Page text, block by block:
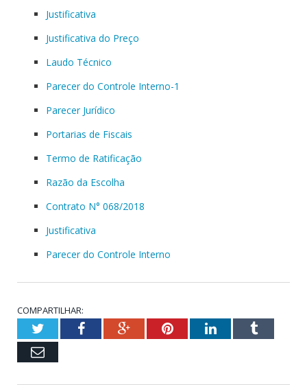
Justificativa
Justificativa do Preço
Laudo Técnico
Parecer do Controle Interno-1
Parecer Jurídico
Portarias de Fiscais
Termo de Ratificação
Razão da Escolha
Contrato N° 068/2018
Justificativa
Parecer do Controle Interno
COMPARTILHAR:
TwitterFacebookGoogle+PinterestLinkedInTumblr
Email